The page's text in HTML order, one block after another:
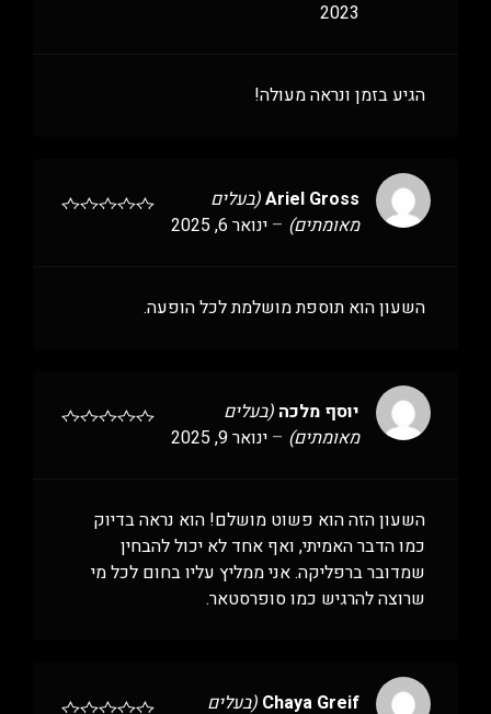
2023
הגיע בזמן ונראה מעולה!
Ariel Gross(בעלים
מאומתים) – ינואר 6, 2025
השעון הוא תוספת מושלמת לכל הופעה.
יוסף מלכה (בעלים
מאומתים) – ינואר 9, 2025
השעון הזה הוא פשוט מושלם! הוא נראה בדיוק
כמו הדבר האמיתי, ואף אחד לא יכול להבחין
שמדובר ברפליקה. אני ממליץ עליו בחום לכל מי
שרוצה להרגיש כמו סופרסטאר.
Chaya Greif (בעלים